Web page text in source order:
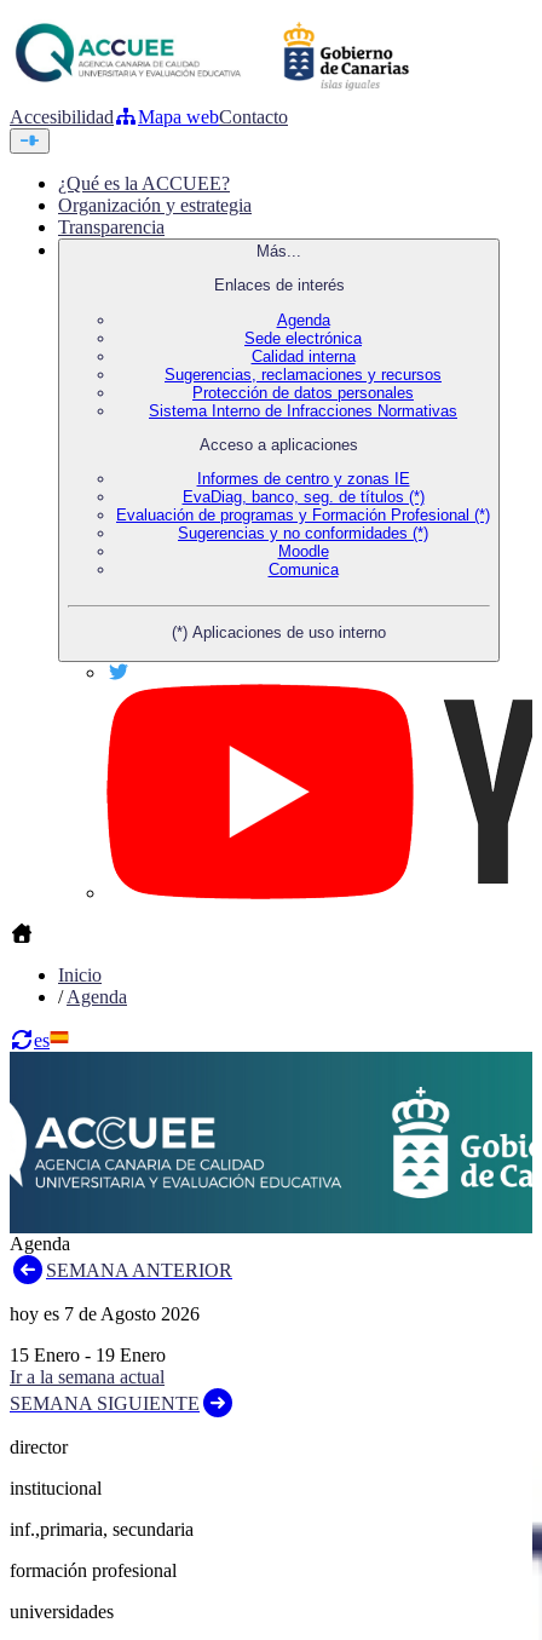
Accesibilidad Mapa webContacto
¿Qué es la ACCUEE?
Organización y estrategia
Transparencia
Más...
Enlaces de interés
Agenda
Sede electrónica
Calidad interna
Sugerencias, reclamaciones y recursos
Protección de datos personales
Sistema Interno de Infracciones Normativas
Acceso a aplicaciones
Informes de centro y zonas IE
EvaDiag, banco, seg. de títulos (*)
Evaluación de programas y Formación Profesional (*)
Sugerencias y no conformidades (*)
Moodle
Comunica
(*) Aplicaciones de uso interno
Inicio
/Agenda
es
Agenda
SEMANA ANTERIOR
hoy es 7 de Agosto 2026
15 Enero - 19 Enero
Ir a la semana actual
SEMANA SIGUIENTE
director
institucional
inf.,primaria, secundaria
formación profesional
universidades